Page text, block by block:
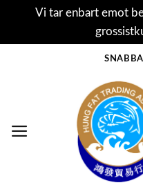
Vi tar enbart emot